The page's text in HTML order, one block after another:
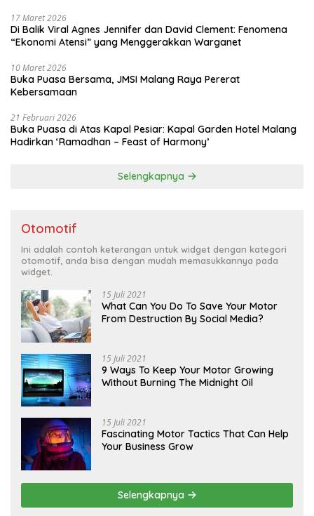
17 Maret 2026
Di Balik Viral Agnes Jennifer dan David Clement: Fenomena
“Ekonomi Atensi” yang Menggerakkan Warganet
10 Maret 2026
Buka Puasa Bersama, JMSI Malang Raya Pererat
Kebersamaan
21 Februari 2026
Buka Puasa di Atas Kapal Pesiar: Kapal Garden Hotel Malang
Hadirkan ‘Ramadhan – Feast of Harmony’
Selengkapnya
Otomotif
Ini adalah contoh keterangan untuk widget dengan kategori
otomotif, anda bisa dengan mudah memasukkannya pada
widget.
15 Juli 2021
What Can You Do To Save Your Motor
From Destruction By Social Media?
15 Juli 2021
9 Ways To Keep Your Motor Growing
Without Burning The Midnight Oil
15 Juli 2021
Fascinating Motor Tactics That Can Help
Your Business Grow
Selengkapnya